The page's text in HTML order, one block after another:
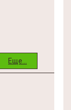
Еще...